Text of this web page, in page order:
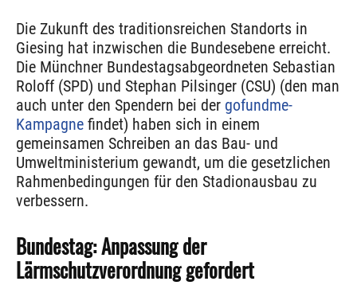
Die Zukunft des traditionsreichen Standorts in
Giesing hat inzwischen die Bundesebene erreicht.
Die Münchner Bundestagsabgeordneten Sebastian
Roloff (SPD) und Stephan Pilsinger (CSU) (den man
auch unter den Spendern bei der gofundme-
Kampagne findet) haben sich in einem
gemeinsamen Schreiben an das Bau- und
Umweltministerium gewandt, um die gesetzlichen
Rahmenbedingungen für den Stadionausbau zu
verbessern.
Bundestag: Anpassung der
Lärmschutzverordnung gefordert